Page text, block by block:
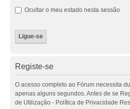
Ocultar o meu estado nesta sessão
Registe-se
O acesso completo ao Fórum necessita
apenas alguns segundos. Antes de se
de Utilização - Política de Privacidade